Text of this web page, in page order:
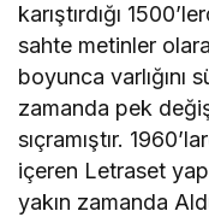
karıştırdığı
sahte metinler
boyunca varlığını
zamanda pek
sıçramıştır.
içeren Letraset
yakın zamanda